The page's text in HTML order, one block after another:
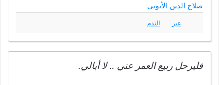
صلاح الدين الأيوبي
عبر الندم
فليرحل ربيع العمر عني .. لا أبالي.